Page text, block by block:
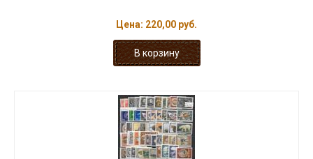
Цена: 220,00 руб.